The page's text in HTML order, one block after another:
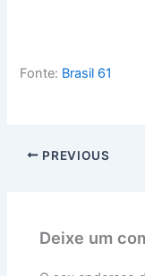
Fonte: Brasil 61
PREVIOUS
Deixe um